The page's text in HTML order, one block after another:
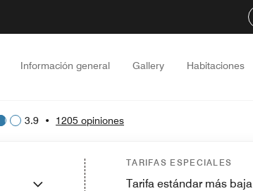
Información general Gallery Habitaciones
3.9 • 1205 opiniones
TARIFAS ESPECIALES
Tarifa estándar más baja